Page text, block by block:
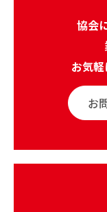
協会
お気軽
お